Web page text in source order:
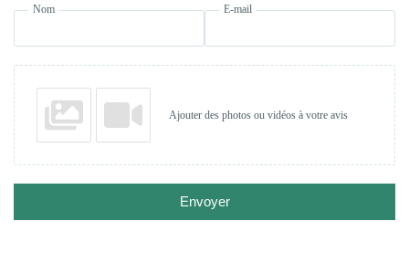
Nom E-mail
Ajouter des photos ou vidéos à votre avis
Envoyer